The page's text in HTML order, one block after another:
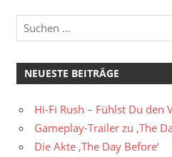
NEUESTE BEITRÄGE
Hi-Fi Rush – Fühlst Du den
Gameplay-Trailer zu ‚The
Die Akte ‚The Day Before‘